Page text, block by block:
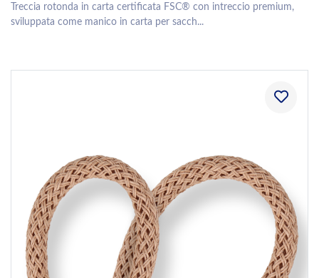
Treccia rotonda in carta certificata FSC® con intreccio premium,
sviluppata come manico in carta per sacch...